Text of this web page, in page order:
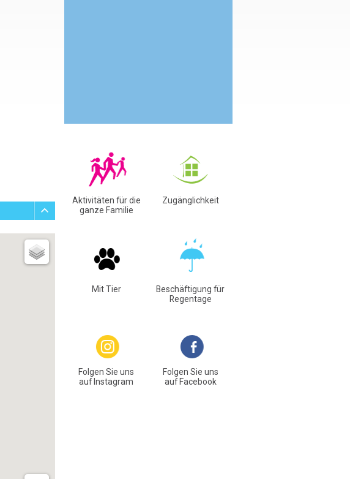
Aktivitäten für die
ganze Familie
Zugänglichkeit
Mit Tier
Beschäftigung für
Regentage
Folgen Sie uns
auf Instagram
Folgen Sie uns
auf Facebook